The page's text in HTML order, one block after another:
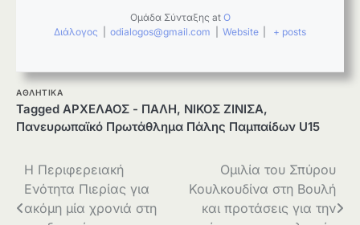
Ομάδα Σύνταξης at Ο
Διάλογος
odialogos@gmail.com Website + posts
ΑΘΛΗΤΙΚΑ
Tagged ΑΡΧΕΛΑΟΣ - ΠΑΛΗ, ΝΙΚΟΣ ΖΙΝΙΣΑ,
Πανευρωπαϊκό Πρωτάθλημα Πάλης Παμπαίδων U15
Πλοήγηση
άρθρων
Η Περιφερειακή
Ενότητα Πιερίας για
ακόμη μία χρονιά στη
Ομιλία του Σπύρου
Κουλκουδίνα στη Βουλή
και προτάσεις για την